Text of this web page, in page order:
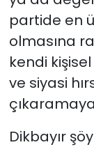
partide en
olmasına
kendi kişisel
ve siyasi
Dikbayır